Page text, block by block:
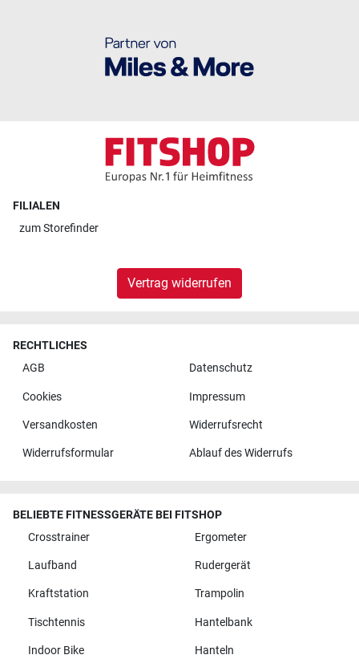
FILIALEN
zumStorefinder
Vertrag widerrufen
RECHTLICHES
AGB
Datenschutz
Cookies Impressum
Versandkosten Widerrufsrecht
Widerrufsformular Ablauf des Widerrufs
BELIEBTE FITNESSGERÄTE BEI FITSHOP
Crosstrainer
Ergometer
Laufband Rudergerät
Kraftstation Trampolin
Tischtennis Hantelbank
Indoor Bike Hanteln